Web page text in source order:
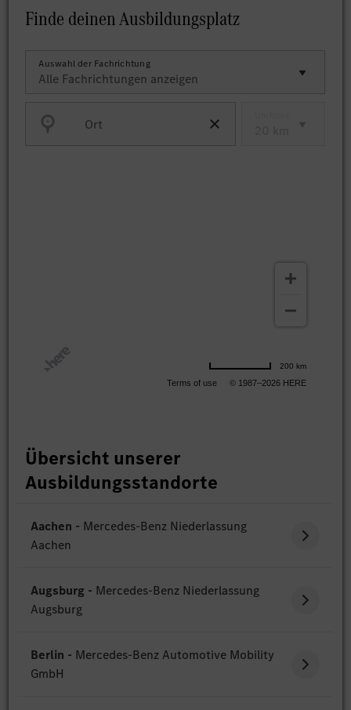
Terms of use © 1987–2026 HERE
200 km
Finde deinen Ausbildungsplatz
Auswahl der Fachrichtung
Ort
Übersicht unserer
Ausbildungsstandorte
Aachen - Mercedes-Benz Niederlassung
Aachen
Augsburg - Mercedes-Benz Niederlassung
Augsburg
Berlin - Mercedes-Benz Automotive Mobility
GmbH